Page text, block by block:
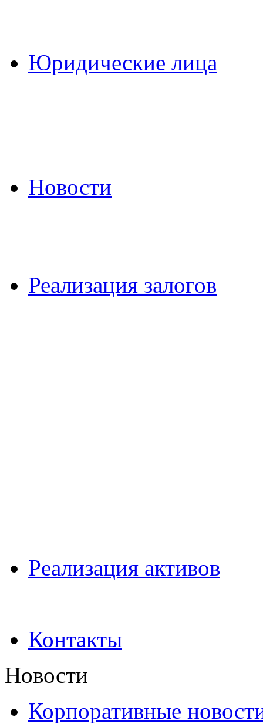
Юридические лица
Новости
Реализация залогов
Pеализация активов
Контакты
Новости
Корпоративные